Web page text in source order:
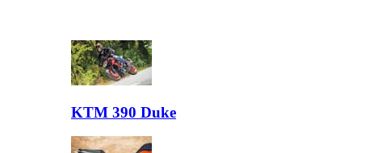
KTM 390 Duke